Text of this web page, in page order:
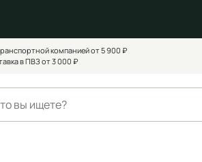
компанией от 5 900 ₽
в ПВЗ от 3 000 ₽